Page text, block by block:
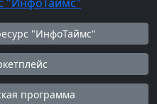
"ИнфоТаймс"
программа